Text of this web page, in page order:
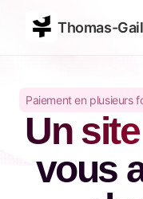
Thomas-
Paiement en plusieurs
Un
vous